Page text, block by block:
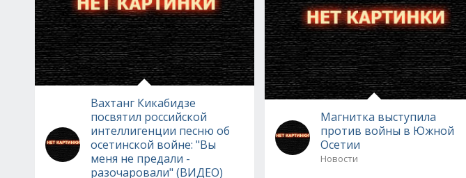
Вахтанг Кикабидзе
посвятил российской
интеллигенции песню об
осетинской войне: "Вы
меня не предали -
разочаровали" (ВИДЕО)
Магнитка выступила
против войны в Южной
Осетии
Новости